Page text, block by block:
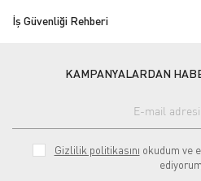
İş Güvenliği Rehberi
KAMPANYALARDAN
Gizlilik politikasını okudum ve
ediyorum.